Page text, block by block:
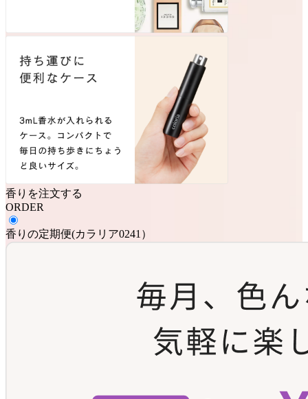
香りを注文する
ORDER
香りの定期便(カラリア0241 ）